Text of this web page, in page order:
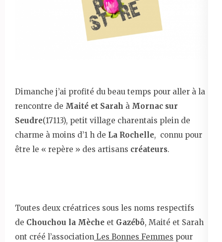
Dimanche j’ai profité du beau temps pour aller à la
rencontre de Maité et Sarah à Mornac sur
Seudre(17113), petit village charentais plein de
charme à moins d’1 h de La Rochelle, connu pour
être le « repère » des artisans créateurs.
Toutes deux créatrices sous les noms respectifs
de Chouchou la Mèche et Gazébô, Maité et Sarah
ont créé l’association Les Bonnes Femmes pour